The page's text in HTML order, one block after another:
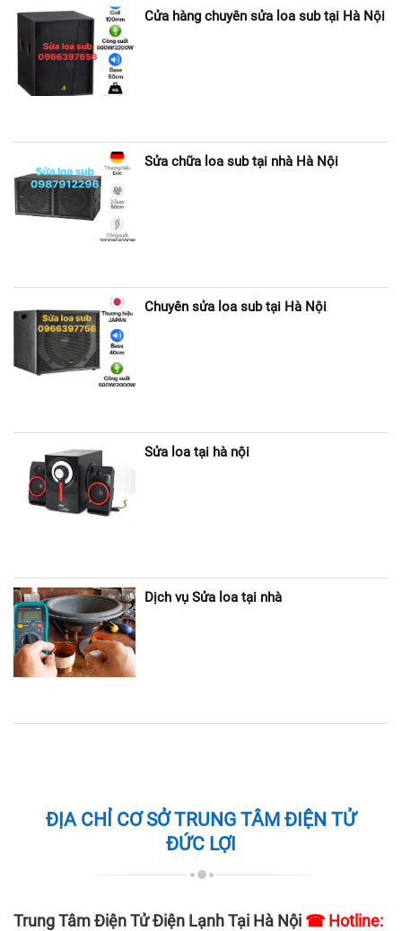
Cửa hàng chuyên sửa loa sub tại Hà Nội
Sửa chữa loa sub tại nhà Hà Nội
Chuyên sửa loa sub tại Hà Nội
Sửa loa tại hà nội
Dịch vụ Sửa loa tại nhà
ĐỊA CHỈ CƠ SỞ TRUNG TÂM ĐIỆN TỬ
ĐỨC LỢI
Trung Tâm Điện Tử Điện Lạnh Tại Hà Nội ☎ Hotline: